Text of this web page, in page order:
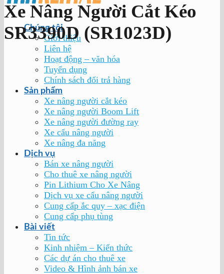
Chúng tôi
Giới thiệu
Liên hệ
Hoạt động – văn hóa
Tuyển dụng
Chính sách đổi trả hàng
Sản phẩm
Xe nâng người cắt kéo
Xe nâng người Boom Lift
Xe nâng người đường ray
Xe cẩu nâng người
Xe nâng đa năng
Dịch vụ
Bán xe nâng người
Cho thuê xe nâng người
Pin Lithium Cho Xe Nâng
Dịch vụ xe cẩu nâng người
Cung cấp ắc quy – xạc điện
Cung cấp phụ tùng
Bài viết
Tin tức
Kinh nhiệm – Kiến thức
Các dự án cho thuê xe
Video & Hình ảnh bán xe
Xe Nâng Người Cắt Kéo
SR3390D (SR1023D)